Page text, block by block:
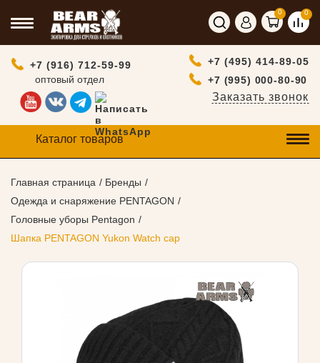
0 0
+7 (916) 712-59-99
оптовый отдел
+7 (495) 414-89-05
+7 (995) 000-80-90
Заказать звонок
Каталог товаров
Главная страница
Бренды
Одежда и снаряжение PENTAGON
Головные уборы Pentagon
Шапка PENTAGON Yukon Watch cap